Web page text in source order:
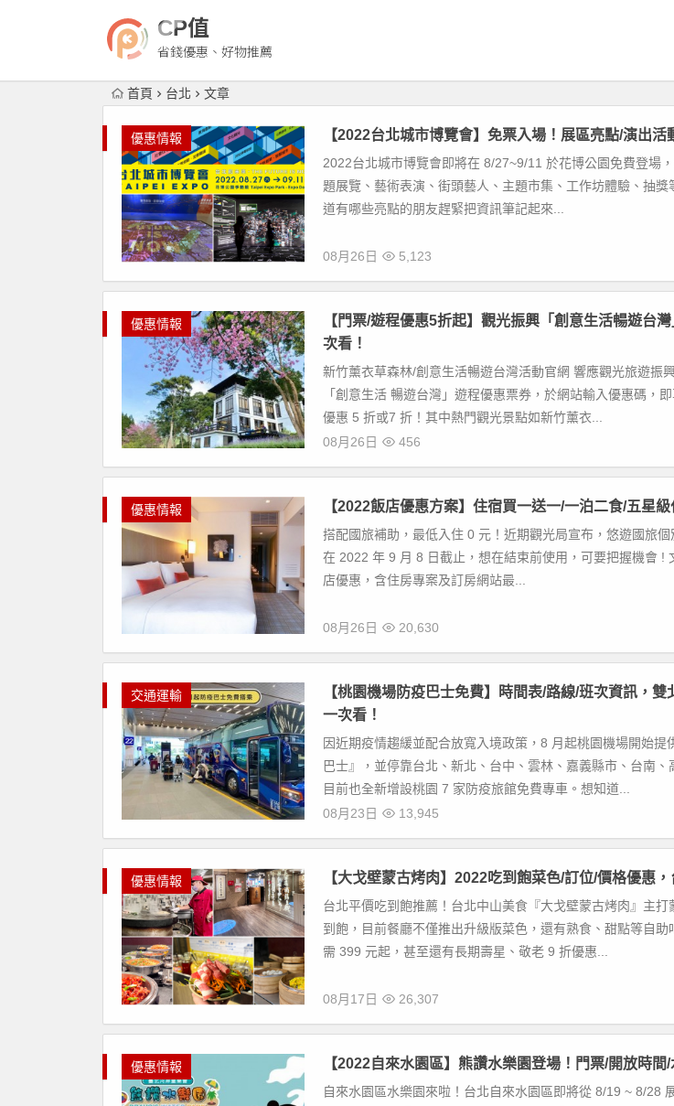
CP值
省錢優惠、好物推薦
首頁 台北 文章
優惠情報 【2022台北城市博覽會】免票入場！展區亮點/演出
2022台北城市博覽會即將在 8/27~9/11 於花博公園免費登場
題展覽、藝術表演、街頭藝人、主題市集、工作坊體驗、抽獎
道有哪些亮點的朋友趕緊把資訊筆記起來...
08月26日 5,123
優惠情報
【門票/遊程優惠5折起】觀光振興「創意生活暢遊台
次看！
新竹薰衣草森林/創意生活暢遊台灣活動官網 響應觀光旅遊振
「創意生活 暢遊台灣」遊程優惠票券，於網站輸入優惠碼，
優惠 5 折或7 折！其中熱門觀光景點如新竹薰衣...
08月26日
456
優惠情報 【2022飯店優惠方案】住宿買一送一/一泊二食/五星級
搭配國旅補助，最低入住 0 元！近期觀光局宣布，悠遊國旅
在 2022 年 9 月 8 日截止，想在結束前使用，可要把握機會 !
店優惠，含住房專案及訂房網站最...
08月26日 20,630
交通運輸
【桃園機場防疫巴士免費】時間表/路線/班次資訊，雙
一次看！
因近期疫情趨緩並配合放寬入境政策，8 月起桃園機場開始提
巴士』，並停靠台北、新北、台中、雲林、嘉義縣市、台南
目前也全新增設桃園 7 家防疫旅館免費專車。想知道...
08月23日
13,945
優惠情報 【大戈壁蒙古烤肉】2022吃到飽菜色/訂位/價格優惠
台北平價吃到飽推薦！台北中山美食『大戈壁蒙古烤肉』主打
到飽，目前餐廳不僅推出升級版菜色，還有熟食、甜點等自助
需 399 元起，甚至還有長期壽星、敬老 9 折優惠...
08月17日 26,307
優惠情報 【2022自來水園區】熊讚水樂園登場！門票/開放時間
自來水園區水樂園來啦！台北自來水園區即將從 8/19 ~ 8/28